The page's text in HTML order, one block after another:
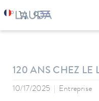
120 ANS CHEZ
10/17/2025 Entreprise